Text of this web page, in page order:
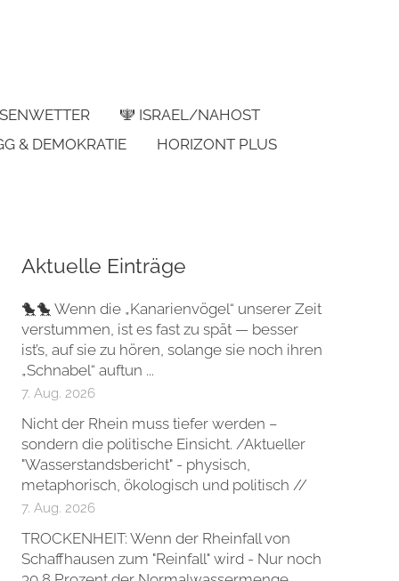
🕎 ISRAEL/NAHOST
& DEMOKRATIE
HORIZONT PLUS
Aktuelle Einträge
🐤🐤 Wenn die „Kanarienvögel“ unserer Zeit
verstummen, ist es fast zu spät — besser
ist’s, auf sie zu hören, solange sie noch ihren
„Schnabel“ auftun ...
7. Aug. 2026
Nicht der Rhein muss tiefer werden –
sondern die politische Einsicht. /Aktueller
"Wasserstandsbericht" - physisch,
metaphorisch, ökologisch und politisch //
7. Aug. 2026
TROCKENHEIT: Wenn der Rheinfall von
Schaffhausen zum "Reinfall" wird - Nur noch